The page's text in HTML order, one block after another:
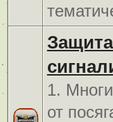
1.
от